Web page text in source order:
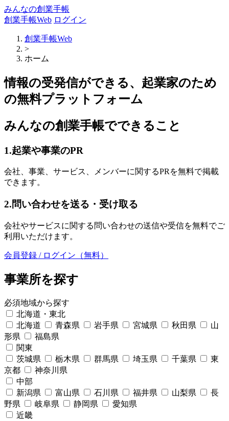
みんなの創業手帳
創業手帳Web ログイン
創業手帳Web
>
ホーム
情報の受発信ができる、起業家のため
の無料プラットフォーム
みんなの創業手帳でできること
1.起業や事業のPR
会社、事業、サービス、メンバーに関するPRを無料で掲載
できます。
2.問い合わせを送る・受け取る
会社やサービスに関する問い合わせの送信や受信を無料でご
利用いただけます。
会員登録 / ログイン（無料）
事業所を探す
必須地域から探す
北海道・東北
北海道
青森県 岩手県 宮城県 秋田県
山
形県
福島県
関東
茨城県
栃木県 群馬県 埼玉県 千葉県
東
京都
神奈川県
中部
新潟県
富山県 石川県 福井県 山梨県
長
野県
岐阜県 静岡県
愛知県
近畿